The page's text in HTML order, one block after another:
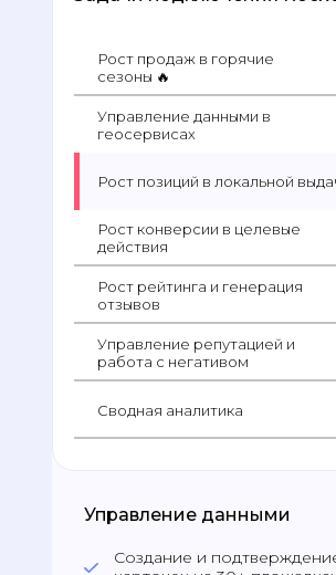
Управление данными
Создание и
Управление данными в
геосервисах
Рост конверсии в целевые
действия
Рост продаж в горячие
сезоны 🔥
Рост рейтинга и генерация
отзывов
Управление репутацией и
работа с негативом
Рост позиций в локальной
Сводная аналитика